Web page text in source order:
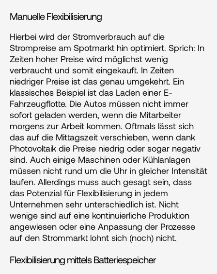
Manuelle Flexibilisierung
Hierbei wird der Stromverbrauch auf die
Strompreise am Spotmarkt hin optimiert. Sprich: In
Zeiten hoher Preise wird möglichst wenig
verbraucht und somit eingekauft. In Zeiten
niedriger Preise ist das genau umgekehrt. Ein
klassisches Beispiel ist das Laden einer E-
Fahrzeugflotte. Die Autos müssen nicht immer
sofort geladen werden, wenn die Mitarbeiter
morgens zur Arbeit kommen. Oftmals lässt sich
das auf die Mittagszeit verschieben, wenn dank
Photovoltaik die Preise niedrig oder sogar negativ
sind. Auch einige Maschinen oder Kühlanlagen
müssen nicht rund um die Uhr in gleicher Intensität
laufen. Allerdings muss auch gesagt sein, dass
das Potenzial für Flexibilisierung in jedem
Unternehmen sehr unterschiedlich ist. Nicht
wenige sind auf eine kontinuierliche Produktion
angewiesen oder eine Anpassung der Prozesse
auf den Strommarkt lohnt sich (noch) nicht.
Flexibilisierung mittels Batteriespeicher